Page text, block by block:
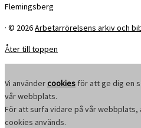
Flemingsberg
· © 2026Arbetarrörelsens arkiv och
Åter till toppen
Vi användercookies för att ge dig en
vår webbplats.
För att surfa vidare på vår
cookies används.